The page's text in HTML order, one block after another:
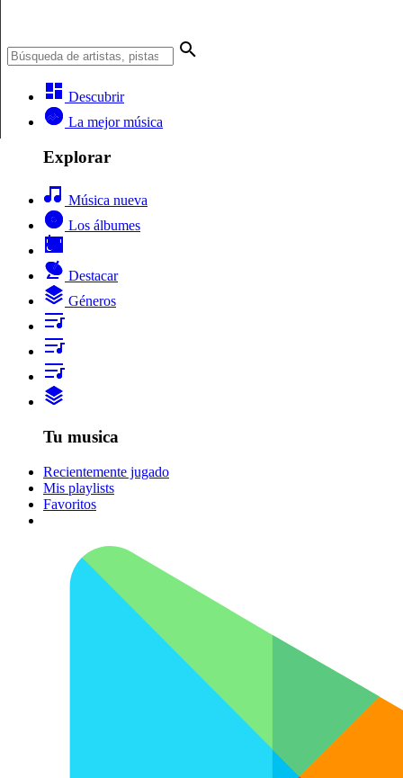
Descubrir
La mejor música
Explorar
Música nueva
Los álbumes
Destacar
Géneros
Tu musica
Recientemente jugado
Mis playlists
Favoritos